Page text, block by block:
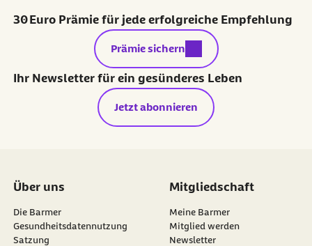
30 Euro Prämie für jede erfolgreiche Empfehlung
externer Link:
Prämie sichern
Ihr Newsletter für ein gesünderes Leben
Jetzt abonnieren
Über uns
Die Barmer
Gesundheitsdatennutzung
Satzung
Mitgliedschaft
Meine Barmer
Mitglied werden
Newsletter